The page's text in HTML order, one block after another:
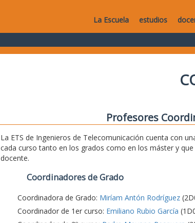
La Escuela estudios
Profesores
La ETS de Ingenieros de Telecomunicación cuenta con
cada curso tanto en los grados como en los máster y
docente.
Coordinadores de Grado
Coordinadora de Grado: Miríam Antón Rodríguez
Coordinador de 1er curso: Emiliano Rubio García